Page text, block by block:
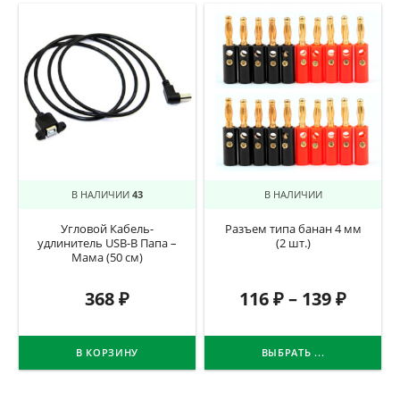
В НАЛИЧИИ 43
Угловой Кабель-
удлинитель USB-B Папа –
Мама (50 см)
368₽
В КОРЗИНУ
В НАЛИЧИИ
Разъем типа банан 4 мм
(2 шт.)
116₽– 139₽
ВЫБРАТЬ ...